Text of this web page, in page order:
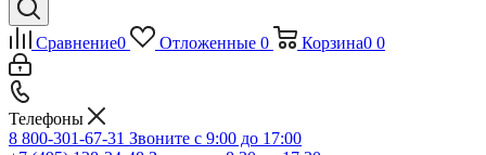
Сравнение0 Отложенные 0 Корзина0 0
Телефоны
8 800-301-67-31 Звоните с 9:00 до 17:00